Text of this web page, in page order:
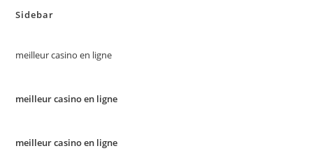
Sidebar
meilleur casino en ligne
meilleur casino en ligne
meilleur casino en ligne